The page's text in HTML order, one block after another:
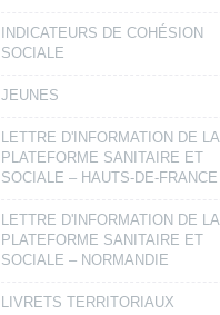
INDICATEURS DE COHÉSION
SOCIALE
JEUNES
LETTRE D'INFORMATION DE LA
PLATEFORME SANITAIRE ET
SOCIALE – HAUTS-DE-FRANCE
LETTRE D'INFORMATION DE LA
PLATEFORME SANITAIRE ET
SOCIALE – NORMANDIE
LIVRETS TERRITORIAUX